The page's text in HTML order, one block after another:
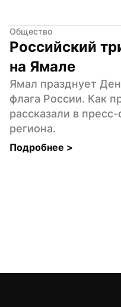
Общество
Российский
на Ямале
Ямал празднует
флага России. Как
рассказали в
региона.
Подробнее >